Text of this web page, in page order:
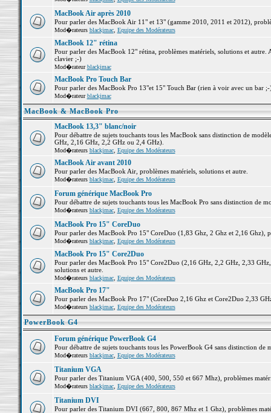
MacBook Air après 2010
Pour parler des MacBook Air 11" et 13" (gamme 2010, 2011 et 2012),
Mod�rateurs blackjmac, Equipe des Modérateurs
MacBook 12" rétina
Pour parler des MacBook 12" rétina, problèmes matériels, solutions et
clavier ;-)
Mod�rateurblackjmac
MacBook Pro Touch Bar
Pour parler des MacBook Pro 13"et 15" Touch Bar (rien à voir avec un bar
Mod�rateurblackjmac
MacBook & MacBook Pro
MacBook 13,3" blanc/noir
Pour débattre de sujets touchants tous les MacBook sans distinction de
GHz, 2,16 GHz, 2,2 GHz ou 2,4 GHz).
Mod�rateurs blackjmac, Equipe des Modérateurs
MacBook Air avant 2010
Pour parler des MacBook Air, problèmes matériels, solutions et autre.
Mod�rateurs blackjmac, Equipe des Modérateurs
Forum générique MacBook Pro
Pour débattre de sujets touchants tous les MacBook Pro sans distinction de
Mod�rateurs blackjmac, Equipe des Modérateurs
MacBook Pro 15" CoreDuo
Pour parler des MacBook Pro 15" CoreDuo (1,83 Ghz, 2 Ghz et 2,16 Ghz),
Mod�rateurs blackjmac, Equipe des Modérateurs
MacBook Pro 15" Core2Duo
Pour parler des MacBook Pro 15" Core2Duo (2,16 GHz, 2,2 GHz, 2,33
solutions et autre.
Mod�rateurs blackjmac, Equipe des Modérateurs
MacBook Pro 17"
Pour parler des MacBook Pro 17" (CoreDuo 2,16 Ghz et Core2Duo 2,33
Mod�rateurs blackjmac, Equipe des Modérateurs
PowerBook G4
Forum générique PowerBook G4
Pour débattre de sujets touchants tous les PowerBook G4 sans distinction de
Mod�rateurs blackjmac, Equipe des Modérateurs
Titanium VGA
Pour parler des Titanium VGA (400, 500, 550 et 667 Mhz), problèmes
Mod�rateurs blackjmac, Equipe des Modérateurs
Titanium DVI
Pour parler des Titanium DVI (667, 800, 867 Mhz et 1 Ghz), problèmes